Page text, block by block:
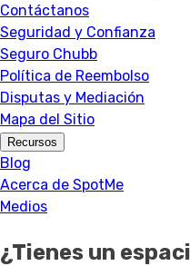
Contáctanos
Seguridad y Confianza
Seguro Chubb
Política de Reembolso
Disputas y Mediación
Mapa del Sitio
Recursos
Blog
Acerca de SpotMe
Medios
¿Tienes un